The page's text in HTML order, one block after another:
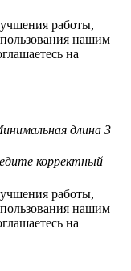
работы,
нашим
на
длина 3
корректный
работы,
нашим
на